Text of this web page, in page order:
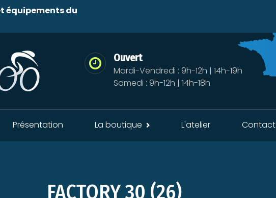
équipements du
Ouvert
Mardi-Vendredi : 9h-12h | 14h-19h
Samedi : 9h-12h | 14h-18h
Présentation La boutique L'atelier Contact
FACTORY 30 (26)